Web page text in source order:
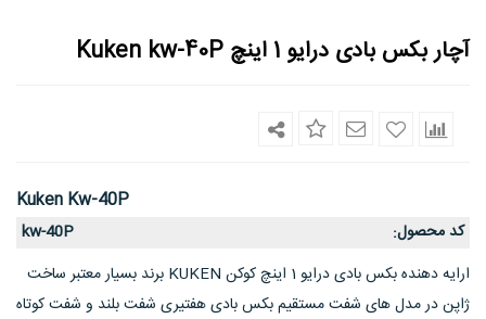
آچار بکس بادی درایو 1 اینچ Kuken kw-40P
Kuken Kw-40P
کد محصول:
kw-40P
ارایه دهنده بکس بادی درایو 1 اینچ کوکن KUKEN برند بسیار معتبر ساخت
ژاپن در مدل های شفت مستقیم بکس بادی هفتیری شفت بلند و شفت کوتاه